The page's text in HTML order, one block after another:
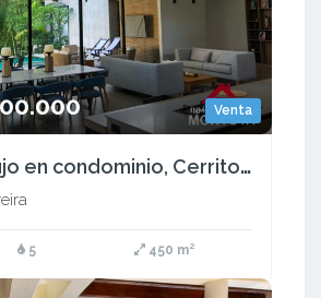
Venta
Casa de lujo en condominio, Cerritos-El Tigre, Pereira
5 450 m²